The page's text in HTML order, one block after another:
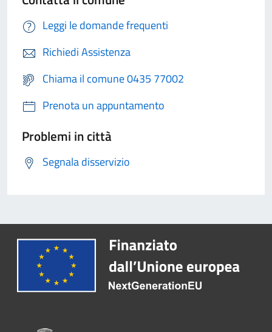
Leggi le domande frequenti
Richiedi Assistenza
Chiama il comune 0435 77002
Prenota un appuntamento
Problemi in città
Segnala disservizio